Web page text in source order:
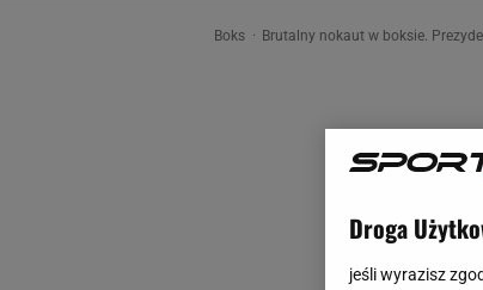
Boks Brutalny nokaut w boksie.
Droga
jeśli wyrazisz